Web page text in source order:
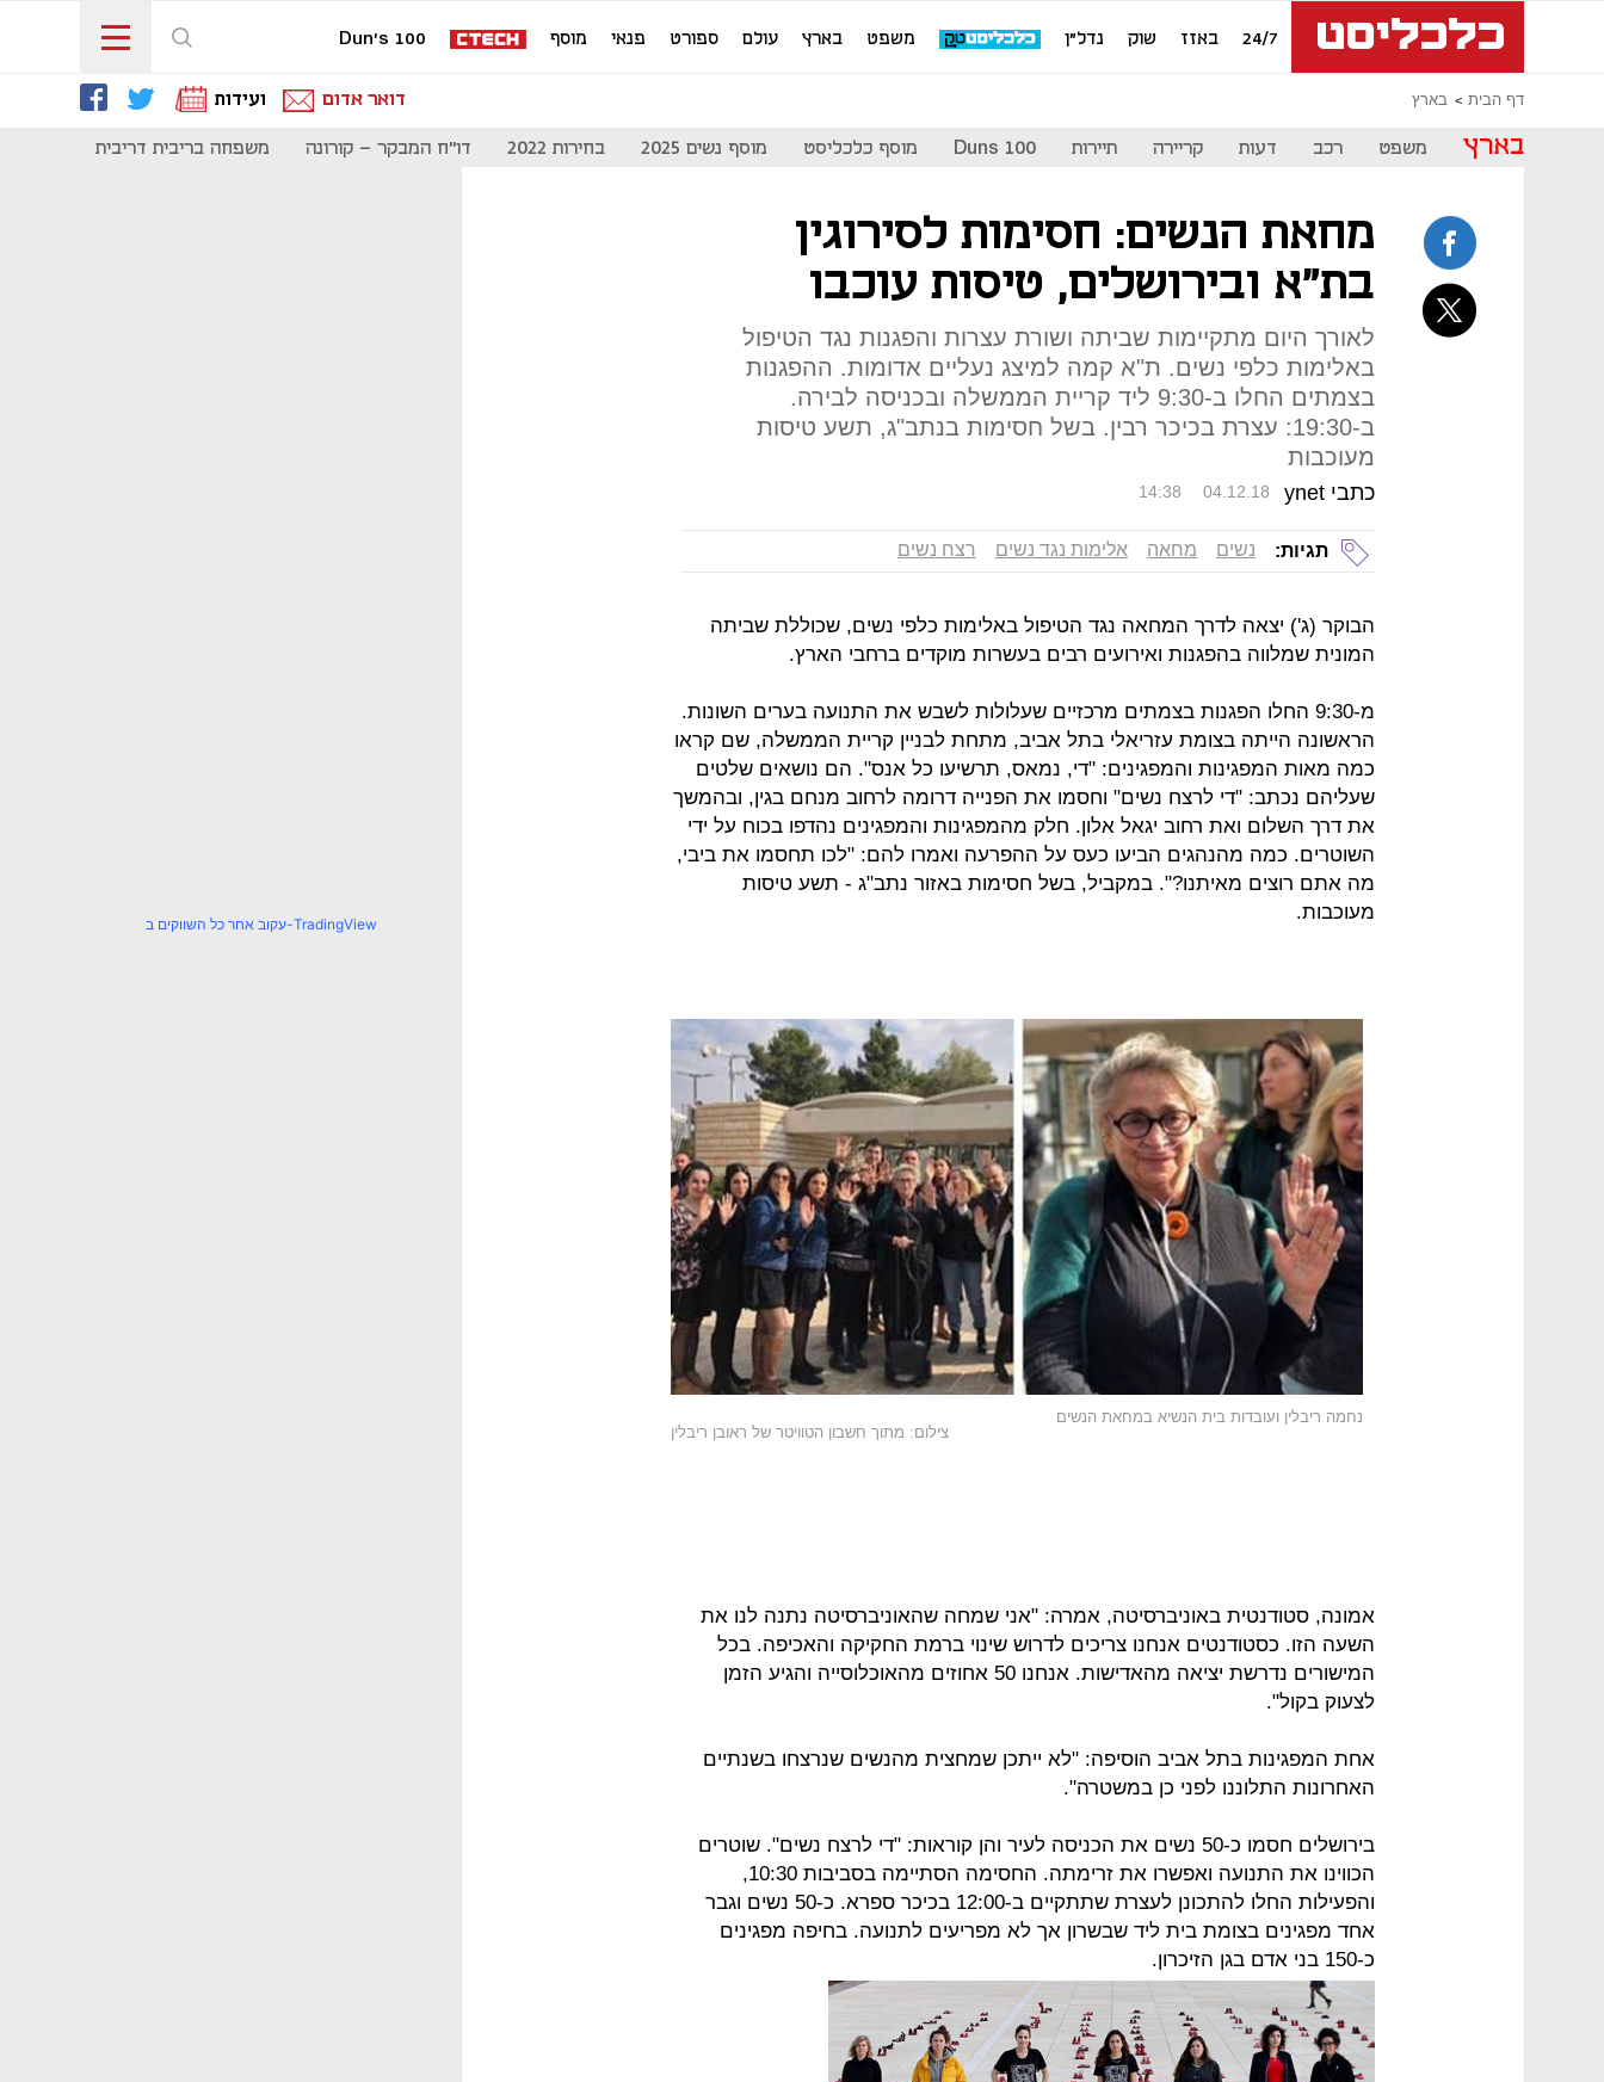
24/7 באזז שוק נדל"ן משפט בארץ עולם ספורט פנאי מוסף Dun's 100
דף הבית בארץ דואר אדום ועידות
בארץ משפט רכב דעות קריירה תיירות Duns 100 מוסף כלכליסט מוסף נשים 2025 בחירות 2022 דו"ח המבקר - קורונה משפחה בריבית דריבית
מחאת הנשים: חסימות לסירוגין
בת"א ובירושלים, טיסות עוכבו
לאורך היום מתקיימות שביתה ושורת עצרות והפגנות נגד הטיפול
באלימות כלפי נשים. ת"א קמה למיצג נעליים אדומות. ההפגנות
בצמתים החלו ב-9:30 ליד קריית הממשלה ובכניסה לבירה.
ב-19:30: עצרת בכיכר רבין. בשל חסימות בנתב"ג, תשע טיסות
מעוכבות
כתבי ynet 14:38 04.12.18
תגיות: נשים מחאה אלימות נגד נשים רצח נשים
הבוקר (ג') יצאה לדרך המחאה נגד הטיפול באלימות כלפי נשים, שכוללת שביתה
המונית שמלווה בהפגנות ואירועים רבים בעשרות מוקדים ברחבי הארץ.
מ-9:30 החלו הפגנות בצמתים מרכזיים שעלולות לשבש את התנועה בערים השונות.
הראשונה הייתה בצומת עזריאלי בתל אביב, מתחת לבניין קריית הממשלה, שם קראו
כמה מאות המפגינות והמפגינים: "די, נמאס, תרשיעו כל אנס". הם נושאים שלטים
שעליהם נכתב: "די לרצח נשים" וחסמו את הפנייה דרומה לרחוב מנחם בגין, ובהמשך
את דרך השלום ואת רחוב יגאל אלון. חלק מהמפגינות והמפגינים נהדפו בכוח על ידי
השוטרים. כמה מהנהגים הביעו כעס על ההפרעה ואמרו להם: "לכו תחסמו את ביבי,
מה אתם רוצים מאיתנו?". במקביל, בשל חסימות באזור נתב"ג - תשע טיסות
מעוכבות.
נחמה ריבלין ועובדות בית הנשיא במחאת הנשים
צילום: מתוך חשבון הטוויטר של ראובן ריבלין
אמונה, סטודנטית באוניברסיטה, אמרה: "אני שמחה שהאוניברסיטה נתנה לנו את
השעה הזו. כסטודנטים אנחנו צריכים לדרוש שינוי ברמת החקיקה והאכיפה. בכל
המישורים נדרשת יציאה מהאדישות. אנחנו 50 אחוזים מהאוכלוסייה והגיע הזמן
לצעוק בקול".
אחת המפגינות בתל אביב הוסיפה: "לא ייתכן שמחצית מהנשים שנרצחו בשנתיים
האחרונות התלוננו לפני כן במשטרה".
בירושלים חסמו כ-50 נשים את הכניסה לעיר והן קוראות: "די לרצח נשים". שוטרים
הכווינו את התנועה ואפשרו את זרימתה. החסימה הסתיימה בסביבות 10:30,
והפעילות החלו להתכונן לעצרת שתתקיים ב-12:00 בכיכר ספרא. כ-50 נשים וגבר
אחד מפגינים בצומת בית ליד שבשרון אך לא מפריעים לתנועה. בחיפה מפגינים
כ-150 בני אדם בגן הזיכרון.
עקוב אחר כל השווקים ב-TradingView